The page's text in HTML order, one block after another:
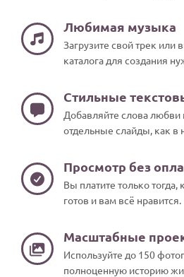
Любимая музыка
Загрузите свой трек
каталога для создания
Стильные
Добавляйте слова
отдельные слайды, как в
Просмотр без
Вы платите только тогда,
готов и вам всё нравится.
Масштабные
Используйте до 150
полноценную историю